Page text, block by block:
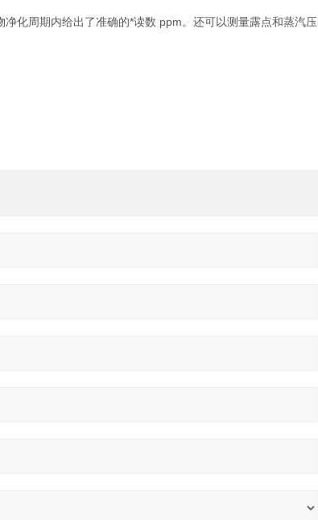
化周期内给出了准确的*读数 ppm。还可以测量露点和蒸汽压